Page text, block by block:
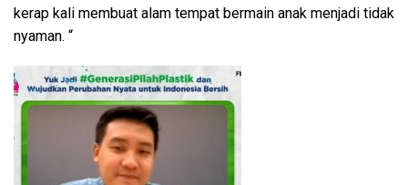
kerap kali membuat alam tempat bermain anak menjadi tidak
nyaman. “